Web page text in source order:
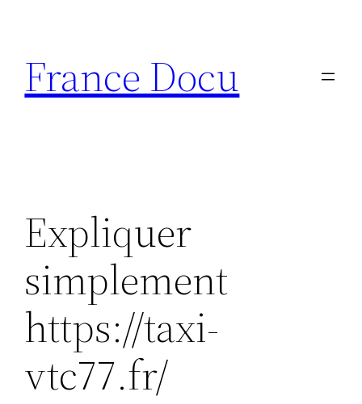
contenu
France Docu
Expliquer
simplement
https://taxi-
vtc77.fr/